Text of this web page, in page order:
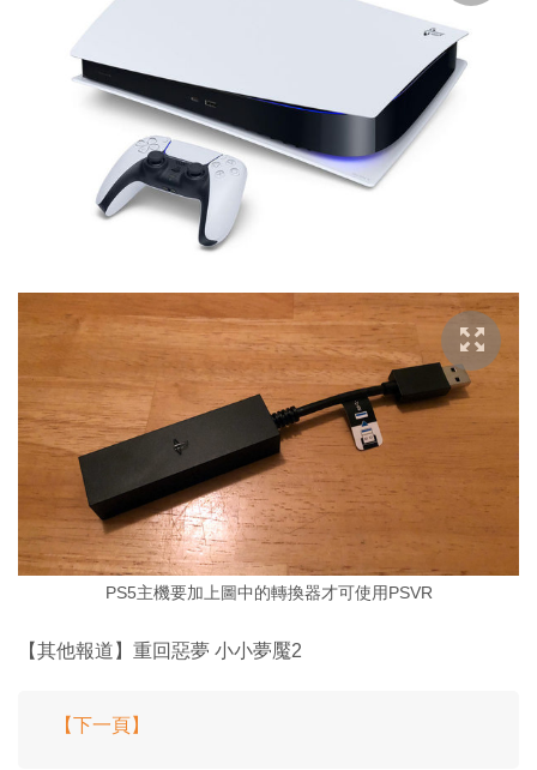
PS5主機要加上圖中的轉換器才可使用PSVR
【其他報道】重回惡夢 小小夢魘2
【下一頁】